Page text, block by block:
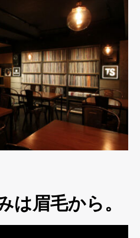
は眉毛から。